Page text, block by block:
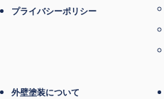
プライバシーポリシー
外壁塗装について